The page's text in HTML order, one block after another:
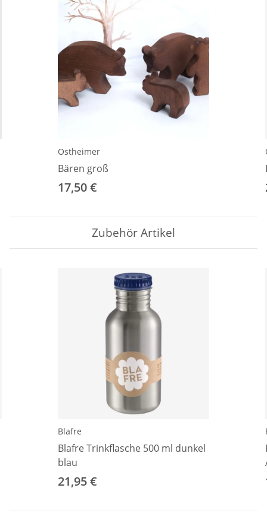
Ostheimer
Bären groß
17,50 €
Zubehör Artikel
Blafre
Blafre Trinkflasche 500 ml dunkel
blau
21,95 €